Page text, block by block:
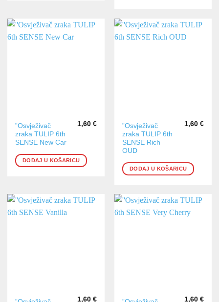
”Osvježivač
zraka TULIP 6th
SENSE New Car
1,60 €
DODAJ U KOŠARICU
”Osvježivač
zraka TULIP 6th
SENSE Rich
OUD
1,60 €
DODAJ U KOŠARICU
1,60 € 1,60 €